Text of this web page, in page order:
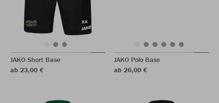
JAKO Short Base
ab 23,00 €
JAKO Polo Base
ab 26,00 €